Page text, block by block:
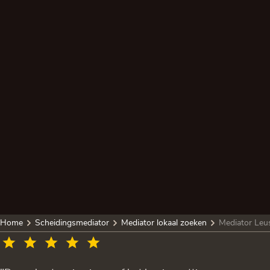
Home Scheidingsmediator Mediator lokaal zoeken Mediator